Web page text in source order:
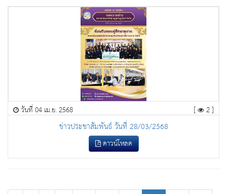
วันที่ 04 เม.ย. 2568 [ 2 ]
ข่าวประชาสัมพันธ์ วันที่ 28/03/2568
ดาวน์โหลด